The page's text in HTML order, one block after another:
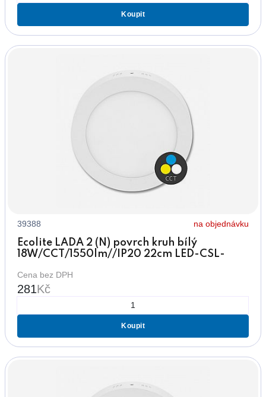
Koupit
39388 na objednávku
Ecolite LADA 2 (N) povrch kruh bílý
18W/CCT/1550lm//IP20 22cm LED-CSL-
Cena bez DPH
281Kč
Koupit